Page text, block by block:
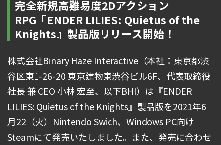
完全新規高難易度2Dアクション
RPG『ENDER LILIES: Quietus of the
Knights』製品版リリース開始！
株式会社Binary Haze Interactive（本社：東京都渋
谷区東1-26-20 東京建物東渋谷ビル6F、代表取締役
社長 兼 CEO 小林 宏至、以下BHI）は『ENDER
LILIES: Quietus of the Knights』製品版を2021年6
月22（火）Nintendo Swich、Windows PC向け
Steamにて発売いたしました。また、発売に合わせ